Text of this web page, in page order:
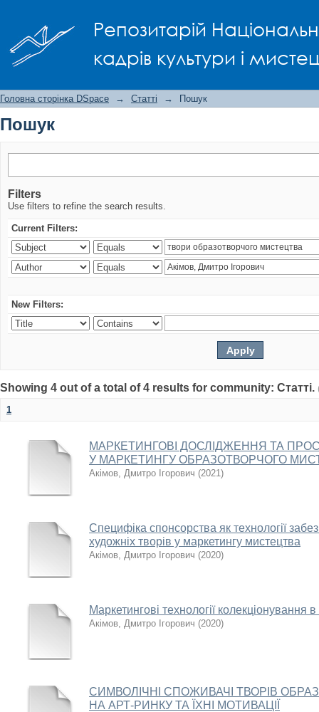
Репозитарій
кадрів культури і
Головна сторінка DSpace → Статті → Пошук
Пошук
Filters
Use filters to refine the search results.
Current Filters:
New Filters:
Showing 4 out of a total of 4 results for community: Статті.
1
МАРКЕТИНГОВІ ДОСЛІДЖЕННЯ ТА
У МАРКЕТИНГУ ОБРАЗОТВОРЧОГО
Акімов, Дмитро Ігорович (2021)
Специфіка спонсорства як технології
художніх творів у маркетингу мистецтва
Акімов, Дмитро Ігорович (2020)
Маркетингові технології колекціонування
Акімов, Дмитро Ігорович (2020)
СИМВОЛІЧНІ СПОЖИВАЧІ ТВОРІВ
НА АРТ-РИНКУ ТА ЇХНІ МОТИВАЦІЇ